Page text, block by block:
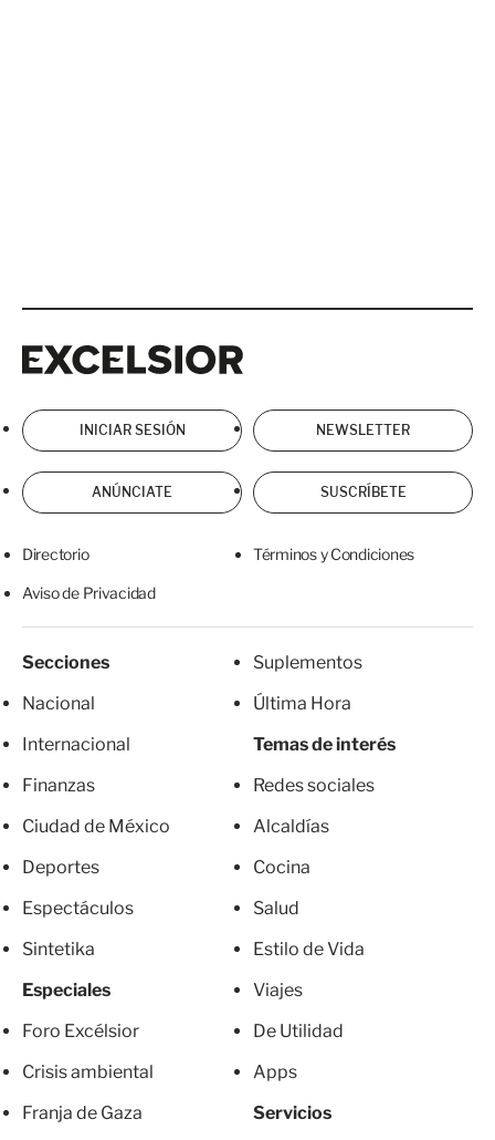
INICIAR SESIÓN NEWSLETTER
ANÚNCIATE SUSCRÍBETE
Directorio Términos y Condiciones
Aviso de Privacidad
Secciones
Nacional
Internacional
Finanzas
Ciudad de México
Deportes
Espectáculos
Sintetika
Especiales
Foro Excélsior
Crisis ambiental
Franja de Gaza
Suplementos
Última Hora
Temas de interés
Redes sociales
Alcaldías
Cocina
Salud
Estilo de Vida
Viajes
De Utilidad
Apps
Servicios